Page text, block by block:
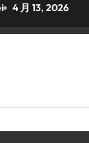
4 月 13, 2026